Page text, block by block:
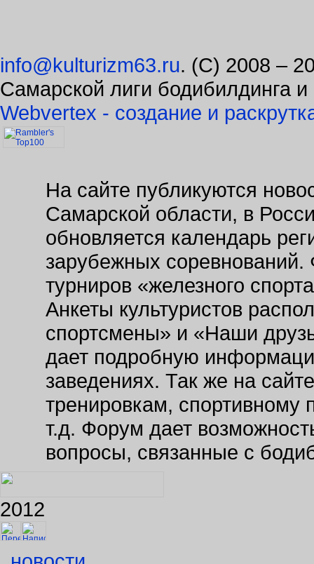
info@kulturizm63.ru
. (C) 2008 –
Самарской лиги бодибилдинга
Webvertex - создание и
На сайте публикуются
Самарской области, в
обновляется календарь
зарубежных соревнований.
турниров «железного
Анкеты культуристов
спортсмены» и «Наши
дает подробную
заведениях. Так же на
тренировкам, спортивному
т.д. Форум дает
вопросы, связанные с
2012